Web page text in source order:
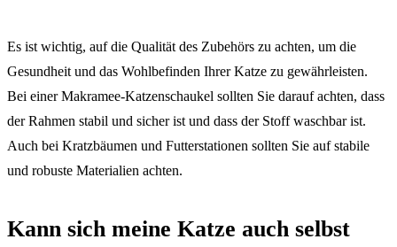
Es ist wichtig, auf die Qualität des Zubehörs zu achten, um die
Gesundheit und das Wohlbefinden Ihrer Katze zu gewährleisten.
Bei einer Makramee-Katzenschaukel sollten Sie darauf achten, dass
der Rahmen stabil und sicher ist und dass der Stoff waschbar ist.
Auch bei Kratzbäumen und Futterstationen sollten Sie auf stabile
und robuste Materialien achten.
Kann sich meine Katze auch selbst